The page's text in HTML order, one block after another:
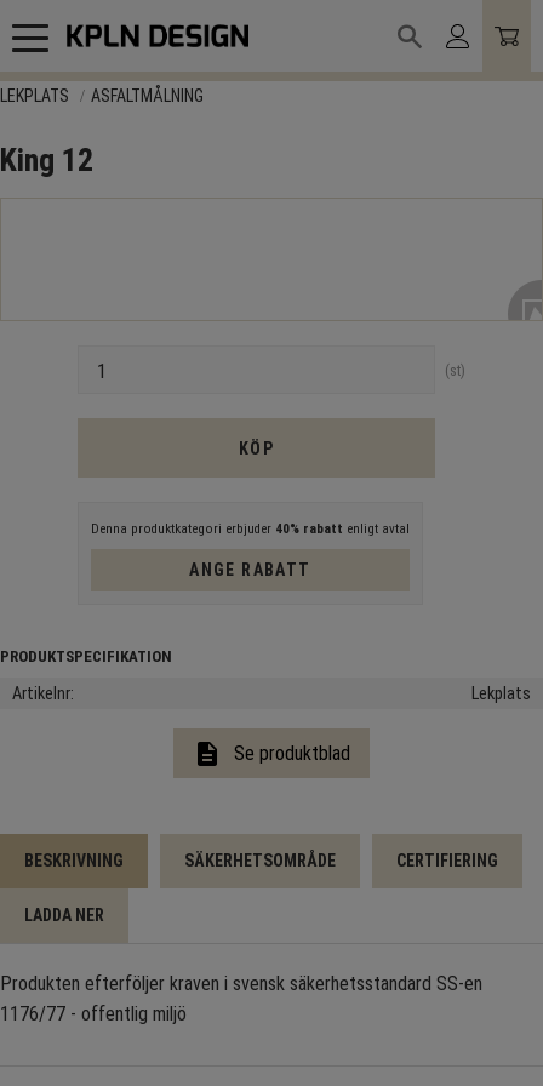
Meny
LEKPLATS ASFALTMÅLNING
King 12
st
KÖP
Denna produktkategori erbjuder 40% rabatt enligt avtal
ANGE RABATT
Artikelnr Lekplats
description Se produktblad
BESKRIVNING SÄKERHETSOMRÅDE CERTIFIERING
LADDA NER
Produkten efterföljer kraven i svensk säkerhetsstandard SS-en
1176/77 - offentlig miljö